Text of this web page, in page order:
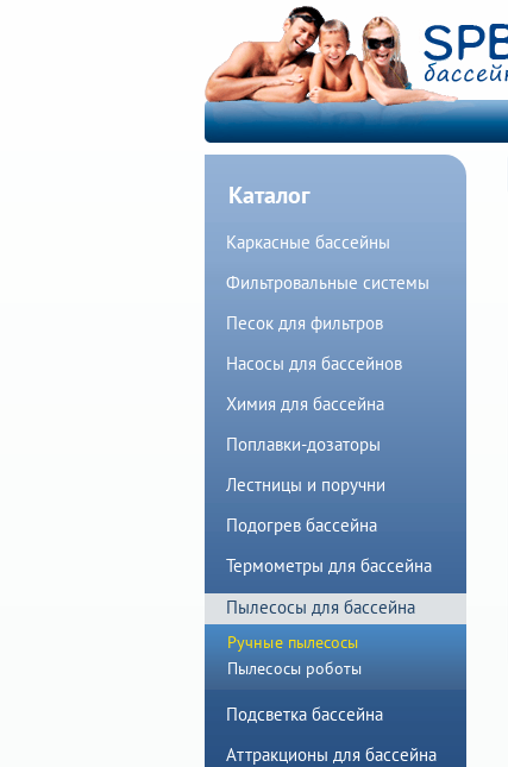
Каталог
Каркасные бассейны
Фильтровальные системы
Песок для фильтров
Насосы для бассейнов
Химия для бассейна
Поплавки-дозаторы
Лестницы и поручни
Подогрев бассейна
Термометры для бассейна
Пылесосы для бассейна
Ручные пылесосы
Пылесосы роботы
Подсветка бассейна
Аттракционы для бассейна